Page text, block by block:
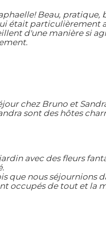
Beau,
était particulièrement
d'une manière si
chez Bruno et
sont des hôtes
avec des fleurs
que nous séjournions
occupés de tout et la